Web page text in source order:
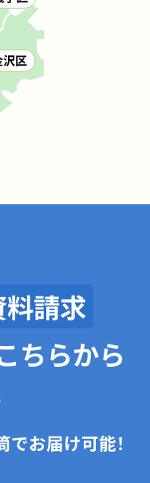
料請求
ちらから
お届け可能！